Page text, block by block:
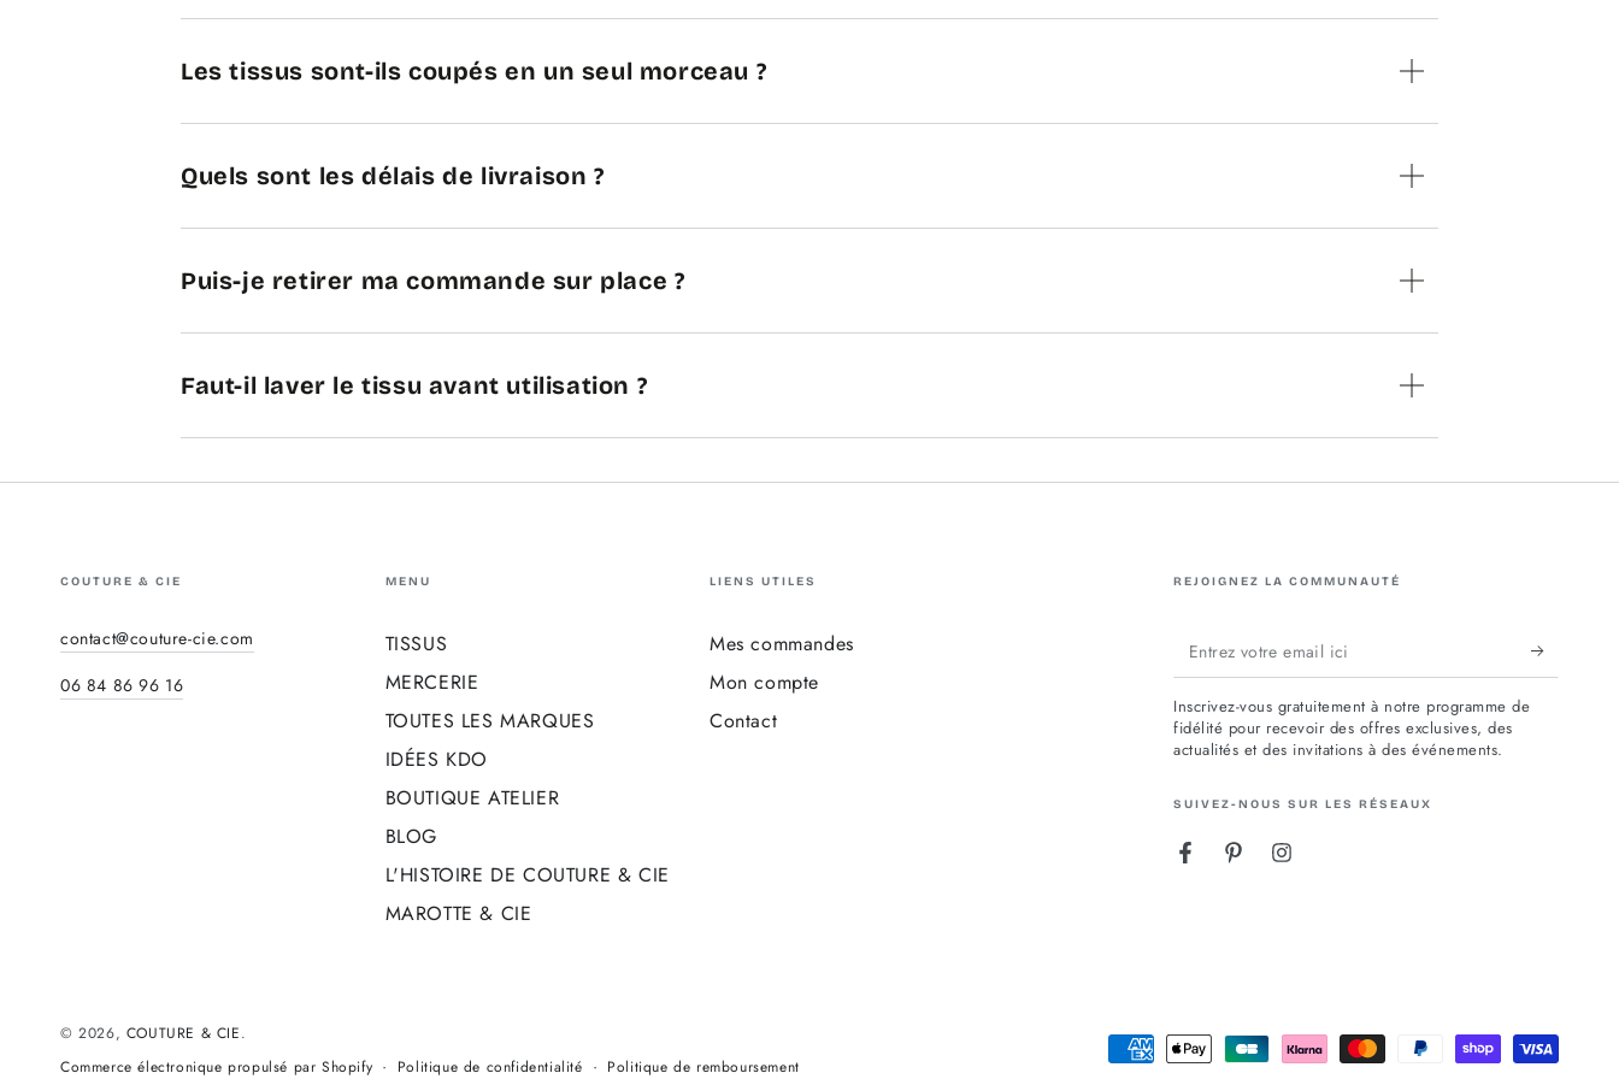
Les tissus sont-ils coupés en un seul morceau ?
Quels sont les délais de livraison ?
Puis-je retirer ma commande sur place ?
Faut-il laver le tissu avant utilisation ?
COUTURE & CIE
contact@couture-cie.com
06 84 86 96 16
MENU
TISSUS
MERCERIE
TOUTES LES MARQUES
IDÉES KDO
BOUTIQUE ATELIER
BLOG
L'HISTOIRE DE COUTURE & CIE
MAROTTE & CIE
LIENS UTILES
Mes commandes
Mon compte
Contact
REJOIGNEZ LA COMMUNAUTÉ
Entrez
votre
email
ici
Inscrivez-vous gratuitement à notre programme de
fidélité pour recevoir des offres exclusives, des
actualités et des invitations à des événements.
SUIVEZ-NOUS SUR LES RÉSEAUX
FacebookPinterestInstagram
© 2026, COUTURE & CIE.
Commerce électronique propulsé par Shopify
Politique de confidentialité Politique de remboursement